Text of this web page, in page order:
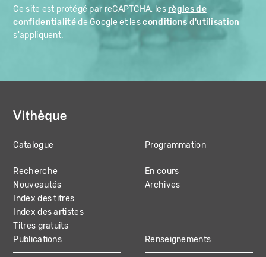
Ce site est protégé par reCAPTCHA, les règles de
confidentialitéde Google et lesconditions d'utilisation
s'appliquent.
MAIN
NAVIGATION
Catalogue
Recherche
Nouveautés
Index des titres
Index des artistes
Titres gratuits
Programmation
En cours
Archives
Publications Renseignements